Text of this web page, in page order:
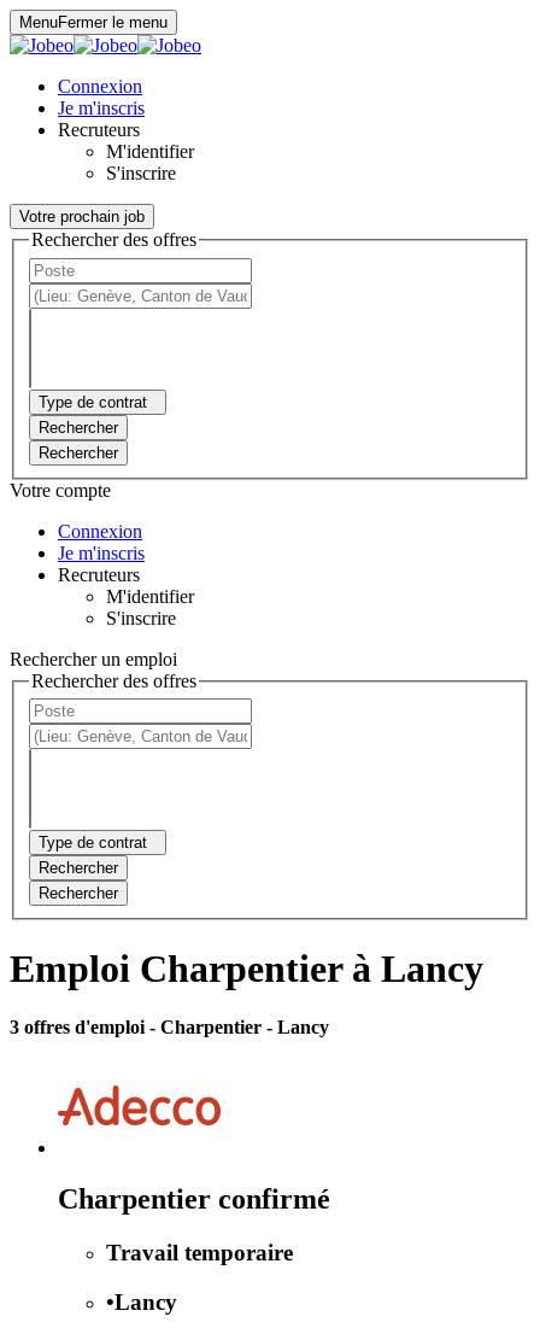
MenuFermer le menu
Connexion
Je m'inscris
Recruteurs
M'identifier
S'inscrire
Votre prochain job
Rechercher des offres
Type de contrat
Rechercher
Rechercher
Votre compte
Connexion
Je m'inscris
Recruteurs
M'identifier
S'inscrire
Rechercher un emploi
Rechercher des offres
Type de contrat
Rechercher
Rechercher
Emploi Charpentier à Lancy
3 offres d'emploi - Charpentier - Lancy
Charpentier confirmé
Travail temporaire
•Lancy
Panneau de gestion des cookies